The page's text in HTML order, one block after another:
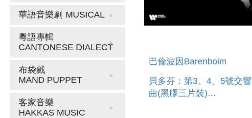
華語音樂劇 MUSICAL
粵語專輯
CANTONESE DIALECT
布袋戲
MAND PUPPET
客家音樂
HAKKAS MUSIC
巴倫波因Barenboim
貝多芬：第3、4、5號交響
曲(黑膠三片裝)